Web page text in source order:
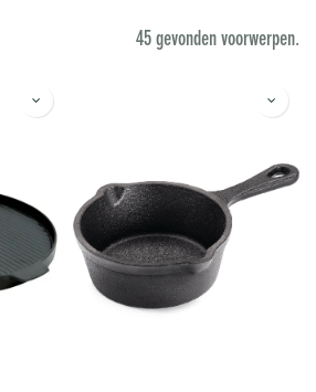
45 gevonden voorwerpen.